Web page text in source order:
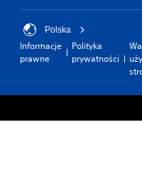
Polska
Informacje
prawne
Polityka
prywatności